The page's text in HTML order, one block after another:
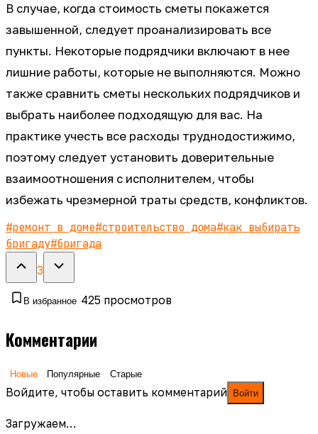
В случае, когда стоимость сметы покажется
завышенной, следует проанализировать все
пункты. Некоторые подрядчики включают в нее
лишние работы, которые не выполняются. Можно
также сравнить сметы нескольких подрядчиков и
выбрать наиболее подходящую для вас. На
практике учесть все расходы труднодостижимо,
поэтому следует установить доверительные
взаимоотношения с исполнителем, чтобы
избежать чрезмерной траты средств, конфликтов.
#ремонт в доме#строительство дома#как выбирать
бригаду#бригада
3
В избранное 425 просмотров
Комментарии
Новые Популярные Старые
Войдите, чтобы оставить комментарий Войти
Загружаем…